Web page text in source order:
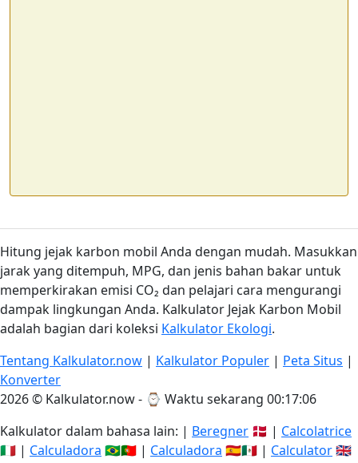
Hitung jejak karbon mobil Anda dengan mudah. Masukkan
jarak yang ditempuh, MPG, dan jenis bahan bakar untuk
memperkirakan emisi CO₂ dan pelajari cara mengurangi
dampak lingkungan Anda. Kalkulator Jejak Karbon Mobil
adalah bagian dari koleksi Kalkulator Ekologi.
Tentang Kalkulator.now | Kalkulator Populer | Peta Situs |
Konverter
2026 © Kalkulator.now - ⌚ Waktu sekarang 00:17:06
Kalkulator dalam bahasa lain: | Beregner 🇩🇰 | Calcolatrice
🇮🇹 | Calculadora 🇧🇷🇵🇹 | Calculadora 🇪🇸🇲🇽 | Calculator🇬🇧